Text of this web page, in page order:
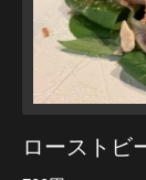
ローストビ